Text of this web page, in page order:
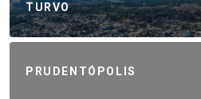
TURVO
PRUDENTÓPOLIS